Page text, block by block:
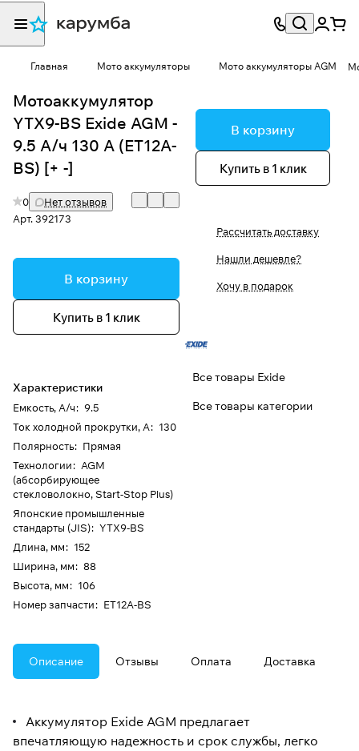
Главная Мото аккумуляторы Мото аккумуляторы AGM
Мотоаккумулятор
YTX9-BS Exide AGM -
9.5 А/ч 130 А (ET12A-
BS) [+ -]
0
Нет отзывов
Арт.392173
В корзину
Купить в 1 клик
Характеристики
Емкость, А/ч: 9.5
Ток холодной прокрутки, А: 130
Полярность: Прямая
Технологии: AGM
(абсорбирующее
стекловолокно, Start-Stop Plus)
Японские промышленные
стандарты (JIS): YTX9-BS
Длина, мм: 152
Ширина, мм: 88
Высота, мм: 106
Номер запчасти: ET12A-BS
В корзину
Купить в 1 клик
Рассчитать доставку
Нашли дешевле?
Хочу в подарок
Все товары Exide
Все товары категории
Описание Отзывы Оплата Доставка
Аккумулятор Exide AGM предлагает
впечатляющую надежность и срок службы, легко